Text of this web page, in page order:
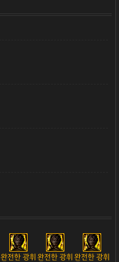
완전한 광휘 완전한 광휘 완전한 광휘